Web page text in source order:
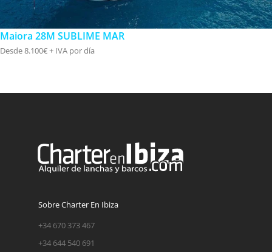
Maiora 28M SUBLIME MAR
Desde 8.100€ + IVA por día
Sobre Charter En Ibiza
+34 670 373 467
+34 644 540 691